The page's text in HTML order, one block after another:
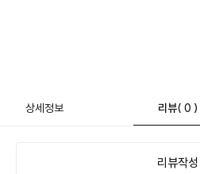
상세정보 리뷰( 0 )
리뷰작성